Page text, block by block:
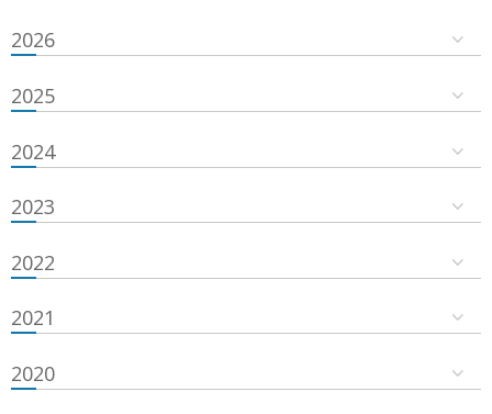
2026
2025
2024
2023
2022
2021
2020